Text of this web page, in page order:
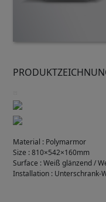
Material : Polymarmor
Size :810×542×160mm
Surface :Weiß glänzend /
Installation : Unterschrank-